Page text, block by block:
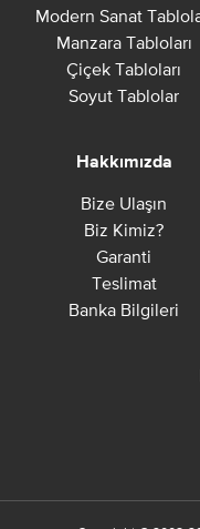
Modern Sanat
Manzara Tabloları
Çiçek Tabloları
Soyut Tablolar
Hakkımızda
Bize Ulaşın
Biz Kimiz?
Garanti
Teslimat
Banka Bilgileri